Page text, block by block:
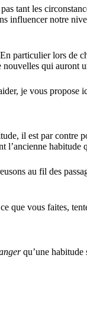
tant les
influencer notre
particulier lors de
qui
je vous propose
il est par
au fil des
que vous faites,
qu’une